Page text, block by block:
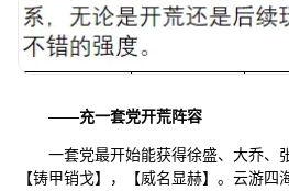
——充一套党开荒阵容
一套党最开始能获得徐盛、大乔、
【铸甲销戈】，【威名显赫】。云游